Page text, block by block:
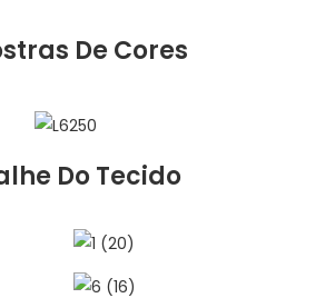
De Cores
Do Tecido